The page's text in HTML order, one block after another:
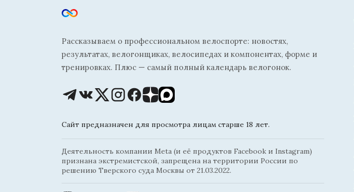
Рассказываем о профессиональном велоспорте: новостях,
результатах, велогонщиках, велосипедах и компонентах, форме и
тренировках. Плюс — самый полный календарь велогонок.
Сайт предназначен для просмотра лицам старше 18 лет.
Деятельность компании Meta (и её продуктов Facebook и Instagram)
признана экстремистской, запрещена на территории России по
решению Тверского суда Москвы от 21.03.2022.